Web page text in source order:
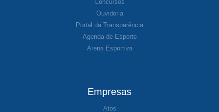
Concursos
Ouvidoria
Portal da Transparência
Agenda de Esporte
Arena Esportiva
Empresas
Atos